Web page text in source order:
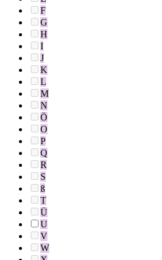
F
G
H
I
J
K
L
M
N
Ö
O
P
Q
R
S
ß
T
Ü
U
V
W